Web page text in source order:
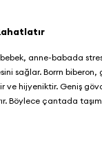
anne-babada
sağlar. Borrn
hijyeniktir. Geniş
Böylece çantada